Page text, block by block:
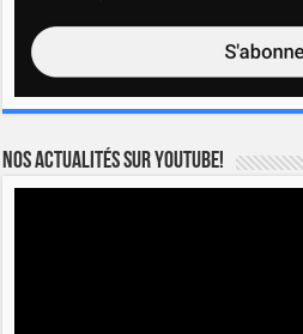
Nos actualités sur YOUTUBE!